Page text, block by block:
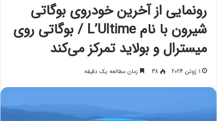
رونمایی از آخرین خودروی بوگاتی
شیرون با نام L’Ultime / بوگاتی روی
میسترال و بولاید تمرکز می‌کند
1 ژوئن 2024 38 زمان مطالعه یک دقیقه